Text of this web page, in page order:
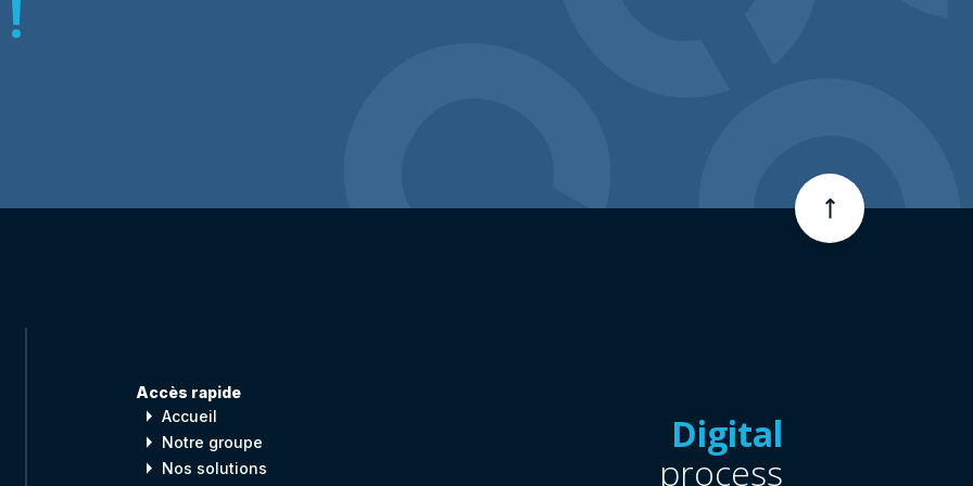
Accès rapide
arrow_right Accueil
arrow_right Notre groupe
arrow_right Nos solutions
Digital
process